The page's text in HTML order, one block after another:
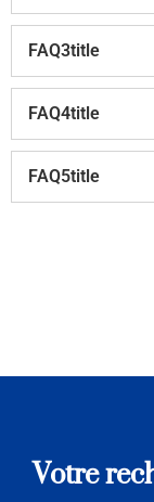
FAQ3title
FAQ4title
FAQ5title
Votre